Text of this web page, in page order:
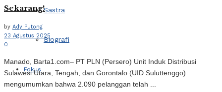
Sastra
Biografi
Fokus
Sekarang!
by Ady Putong
23 Agustus 2025
0
Manado, Barta1.com– PT PLN (Persero) Unit Induk Distribusi
Sulawesi Utara, Tengah, dan Gorontalo (UID Suluttenggo)
mengumumkan bahwa 2.090 pelanggan telah ...